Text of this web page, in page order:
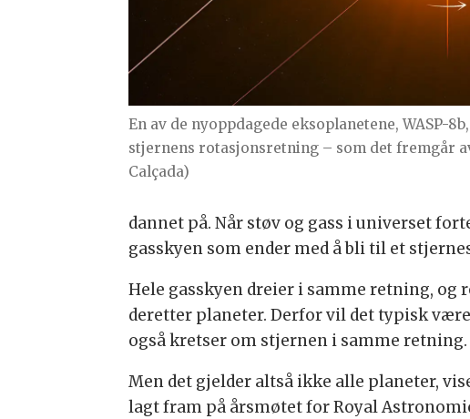
En av de nyoppdagede eksoplanetene, WASP-
stjernens rotasjonsretning – som det fremgår
Calçada)
dannet på. Når støv og gass i universet
gasskyen som ender med å bli til et
Hele gasskyen dreier i samme retning,
deretter planeter. Derfor vil det typisk
også kretser om stjernen i samme retning.
Men det gjelder altså ikke alle planeter,
lagt fram på årsmøtet for Royal